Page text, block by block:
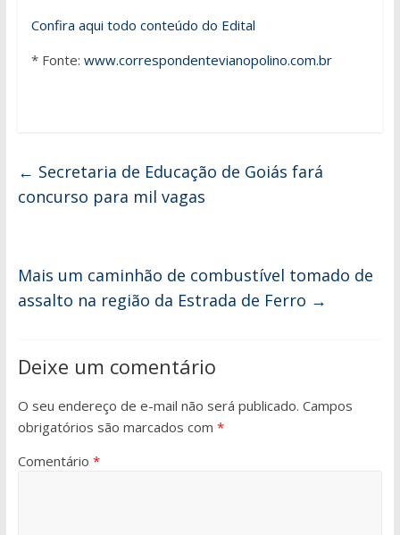
Confira aqui todo conteúdo do Edital
* Fonte: www.correspondentevianopolino.com.br
← Secretaria de Educação de Goiás fará
concurso para mil vagas
Mais um caminhão de combustível tomado de
assalto na região da Estrada de Ferro →
Deixe um comentário
O seu endereço de e-mail não será publicado. Campos
obrigatórios são marcados com *
Comentário *